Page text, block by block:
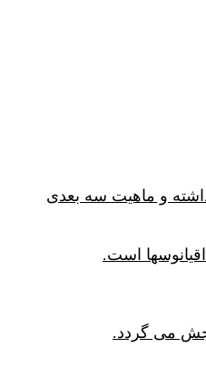
و ماهیت سه بعدی
است.
می گردد.